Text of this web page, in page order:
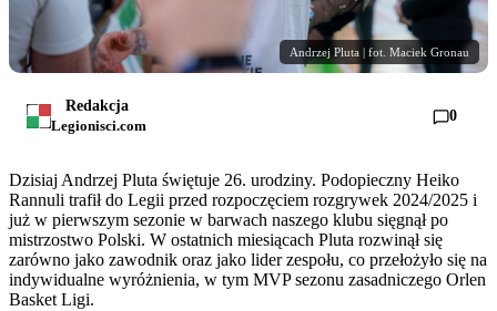
Andrzej Pluta | fot. Maciek Gronau
Redakcja
Legionisci.com
0
Dzisiaj Andrzej Pluta świętuje 26. urodziny. Podopieczny Heiko
Rannuli trafił do Legii przed rozpoczęciem rozgrywek 2024/2025 i
już w pierwszym sezonie w barwach naszego klubu sięgnął po
mistrzostwo Polski. W ostatnich miesiącach Pluta rozwinął się
zarówno jako zawodnik oraz jako lider zespołu, co przełożyło się na
indywidualne wyróżnienia, w tym MVP sezonu zasadniczego Orlen
Basket Ligi.